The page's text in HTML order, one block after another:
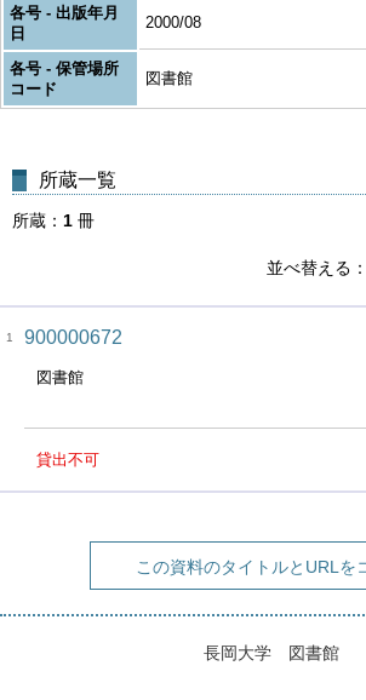
各号 - 出版年月
日
2000/08
各号 - 保管場所
コード
図書館
所蔵一覧
所蔵 1 冊
並べ替える
1 900000672
図書館
貸出不可
この資料のタイトルとURLを
長岡大学 図書館